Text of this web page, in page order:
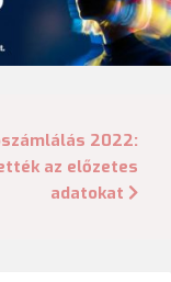
2022:
az előzetes
adatokat